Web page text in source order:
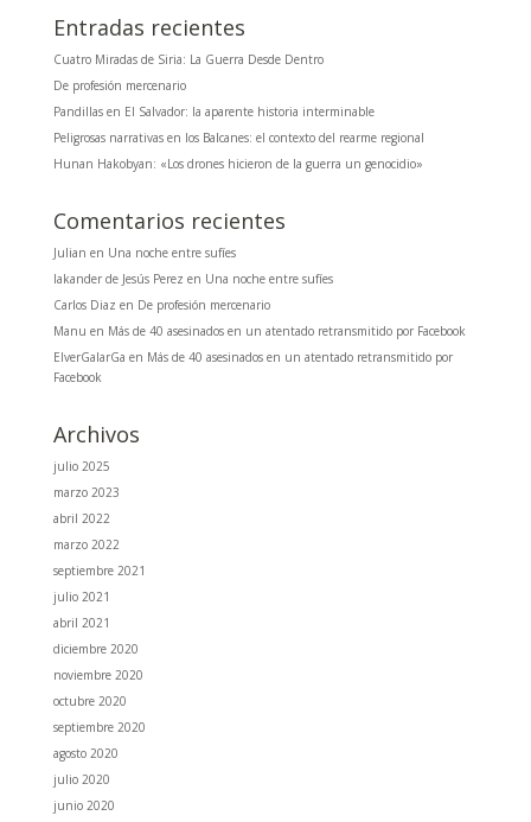
Entradas recientes
Cuatro Miradas de Siria: La Guerra Desde Dentro
De profesión mercenario
Pandillas en El Salvador: la aparente historia interminable
Peligrosas narrativas en los Balcanes: el contexto del rearme regional
Hunan Hakobyan: «Los drones hicieron de la guerra un genocidio»
Comentarios recientes
Julian en Una noche entre sufíes
Iakander de Jesús Perez en Una noche entre sufíes
Carlos Diaz en De profesión mercenario
Manu en Más de 40 asesinados en un atentado retransmitido por Facebook
ElverGalarGa en Más de 40 asesinados en un atentado retransmitido por
Facebook
Archivos
julio 2025
marzo 2023
abril 2022
marzo 2022
septiembre 2021
julio 2021
abril 2021
diciembre 2020
noviembre 2020
octubre 2020
septiembre 2020
agosto 2020
julio 2020
junio 2020